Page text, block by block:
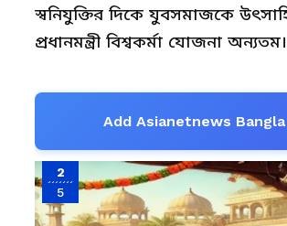
স্বনিযুক্তির দিকে যুবসমাজকে
প্রধানমন্ত্রী বিশ্বকর্মা যোজনা অন্যতম।
Add Asianetnews
2
5